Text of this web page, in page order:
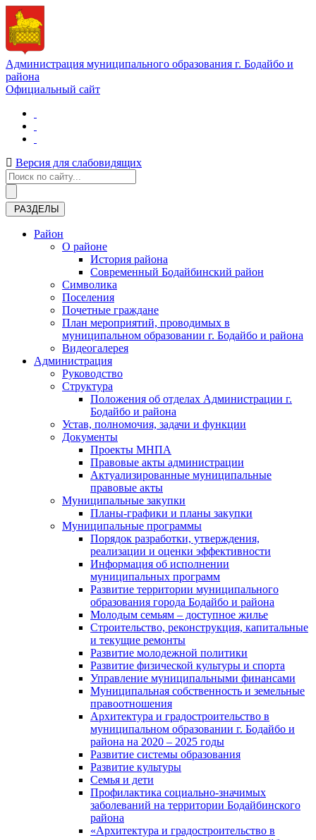
Администрация муниципального образования г. Бодайбо и
района
Официальный сайт
Версия для слабовидящих
РАЗДЕЛЫ
Район
О районе
История района
Современный Бодайбинский район
Символика
Поселения
Почетные граждане
План мероприятий, проводимых в
муниципальном образовании г. Бодайбо и района
Видеогалерея
Администрация
Руководство
Структура
Положения об отделах Администрации г.
Бодайбо и района
Устав, полномочия, задачи и функции
Документы
Проекты МНПА
Правовые акты администрации
Актуализированные муниципальные
правовые акты
Муниципальные закупки
Планы-графики и планы закупки
Муниципальные программы
Порядок разработки, утверждения,
реализации и оценки эффективности
Информация об исполнении
муниципальных программ
Развитие территории муниципального
образования города Бодайбо и района
Молодым семьям – доступное жилье
Строительство, реконструкция, капитальные
и текущие ремонты
Развитие молодежной политики
Развитие физической культуры и спорта
Управление муниципальными финансами
Муниципальная собственность и земельные
правоотношения
Архитектура и градостроительство в
муниципальном образовании г. Бодайбо и
района на 2020 – 2025 годы
Развитие системы образования
Развитие культуры
Семья и дети
Профилактика социально-значимых
заболеваний на территории Бодайбинского
района
«Архитектура и градостроительство в